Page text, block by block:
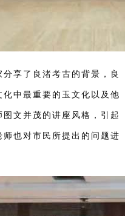
享了良渚考古的背景，良
中最重要的玉文化以及他
文并茂的讲座风格，引起
也对市民所提出的问题进